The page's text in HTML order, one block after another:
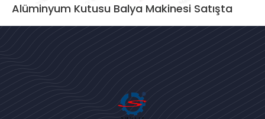
Alüminyum Kutusu Balya Makinesi Satışta